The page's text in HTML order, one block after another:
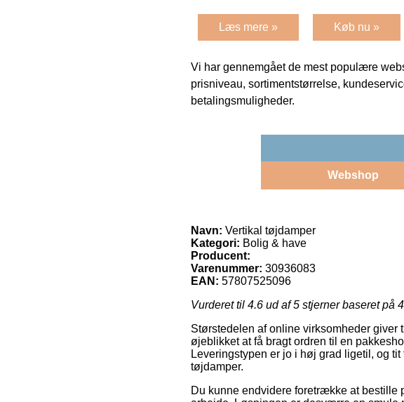
Læs mere » Køb nu »
Vi har gennemgået de mest populære
prisniveau, sortimentstørrelse,
betalingsmuligheder.
Webshop
Navn: Vertikal tøjdamper
Kategori: Bolig & have
Producent:
Varenummer: 30936083
EAN: 57807525096
Vurderet til 4.6 ud af 5 stjerner baseret på 4
Størstedelen af online virksomheder giver
øjeblikket at få bragt ordren til en
Leveringstypen er jo i høj grad ligetil, og
tøjdamper.
Du kunne endvidere foretrække at bestille